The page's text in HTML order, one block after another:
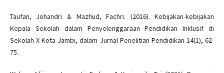
Taufan, Johandri & Mazhud, Fachri. (2016). Kebijakan-kebijakan
Kepala Sekolah dalam Penyelenggaraan Pendidikan Inklusif di
Sekolah X Kota Jambi, dalam Jurnal Penelitian Pendidikan 14(1), 62-
75.